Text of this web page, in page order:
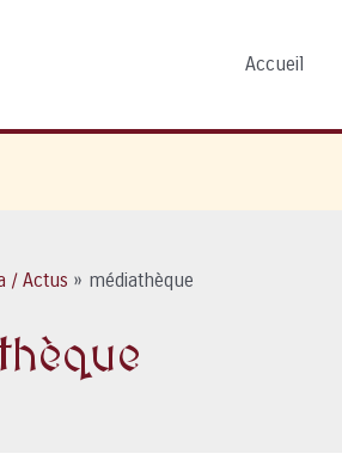
Accueil
/ Actus médiathèque